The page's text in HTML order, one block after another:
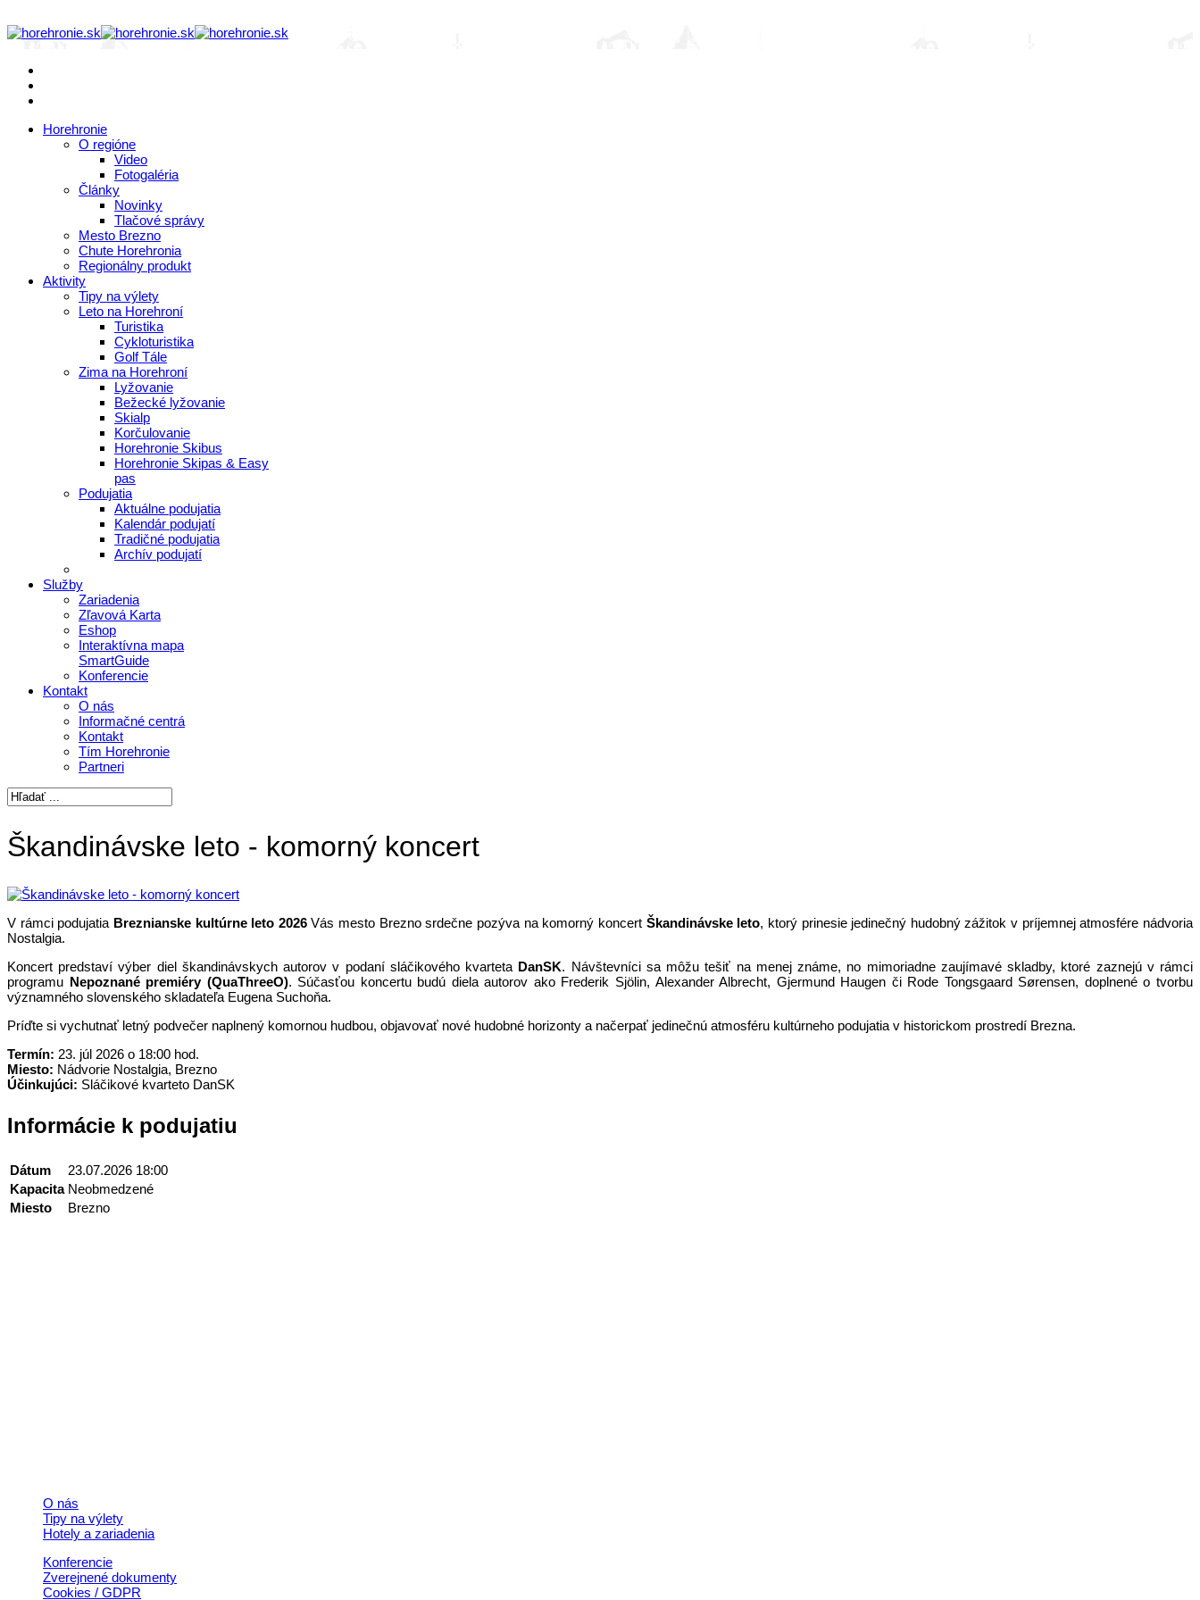
Horehronie
O regióne
Video
Fotogaléria
Články
Novinky
Tlačové správy
Mesto Brezno
Chute Horehronia
Regionálny produkt
Aktivity
Tipy na výlety
Leto na Horehroní
Turistika
Cykloturistika
Golf Tále
Zima na Horehroní
Lyžovanie
Bežecké lyžovanie
Skialp
Korčulovanie
Horehronie Skibus
Horehronie Skipas & Easy
pas
Podujatia
Aktuálne podujatia
Kalendár podujatí
Tradičné podujatia
Archív podujatí
Služby
Zariadenia
Zľavová Karta
Eshop
Interaktívna mapa
SmartGuide
Konferencie
Kontakt
O nás
Informačné centrá
Kontakt
Tím Horehronie
Partneri
Škandinávske leto - komorný koncert
V rámci podujatia Breznianske kultúrne leto 2026Vás mesto Brezno srdečne pozýva na komorný koncert Škandinávske leto, ktorý prinesie jedinečný hudobný zážitok v príjemnej atmosfére nádvoria
Nostalgia.
Koncert predstaví výber diel škandinávskych autorov v podaní sláčikového kvarteta DanSK. Návštevníci sa môžu tešiť na menej známe, no mimoriadne zaujímavé skladby, ktoré zaznejú v rámci
programu Nepoznané premiéry (QuaThreeO). Súčasťou koncertu budú diela autorov ako Frederik Sjölin, Alexander Albrecht, Gjermund Haugen či Rode Tongsgaard Sørensen, doplnené o tvorbu
významného slovenského skladateľa Eugena Suchoňa.
Príďte si vychutnať letný podvečer naplnený komornou hudbou, objavovať nové hudobné horizonty a načerpať jedinečnú atmosféru kultúrneho podujatia v historickom prostredí Brezna.
Termín: 23. júl 2026 o 18:00 hod.
Miesto: Nádvorie Nostalgia, Brezno
Účinkujúci: Sláčikové kvarteto DanSK
Informácie k podujatiu
Dátum
23.07.2026 18:00
Kapacita Neobmedzené
Miesto
Brezno
O nás
Tipy na výlety
Hotely a zariadenia
Konferencie
Zverejnené dokumenty
Cookies / GDPR